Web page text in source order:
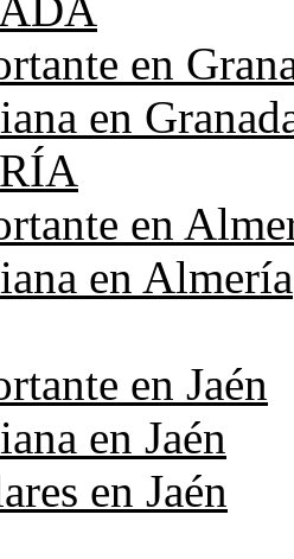
en
en
en
en Almería
en Jaén
en Jaén
en Jaén